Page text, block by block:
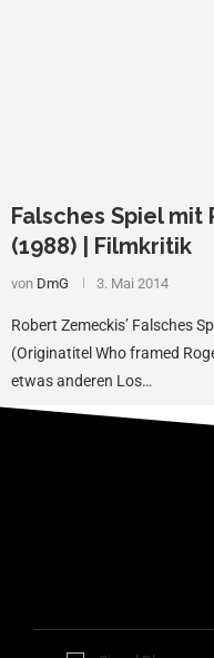
Falsches Spiel mit
(1988) | Filmkritik
von DmG 3. Mai 2014
Robert Zemeckis’ Falsches
(Originatitel Who framed
etwas anderen Los…